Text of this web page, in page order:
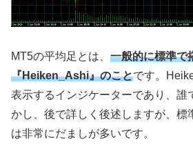
MT5の平均足とは、 一般的に標準で
『Heiken_Ashi』のことです。
表示するインジケーターであり、誰
かし、後で詳しく後述しますが、標
は非常にだましが多いです。